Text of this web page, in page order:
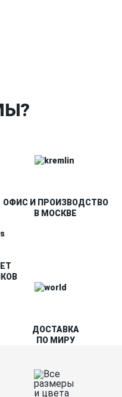
ОФИС И ПРОИЗВОДСТВО
В МОСКВЕ
ДОСТАВКА
ПО МИРУ